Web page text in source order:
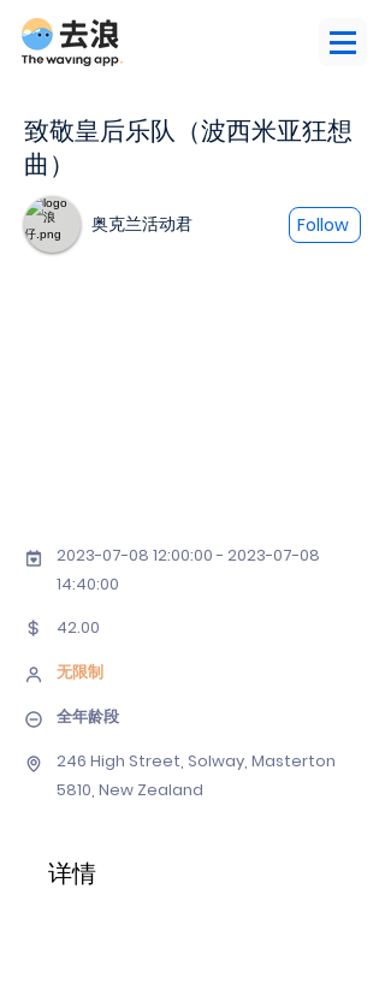
致敬皇后乐队（波西米亚狂想
曲）
奥克兰活动君 Follow
2023-07-08 12:00:00 - 2023-07-08
14:40:00
42.00
无限制
全年龄段
246 High Street, Solway, Masterton
5810, New Zealand
详情